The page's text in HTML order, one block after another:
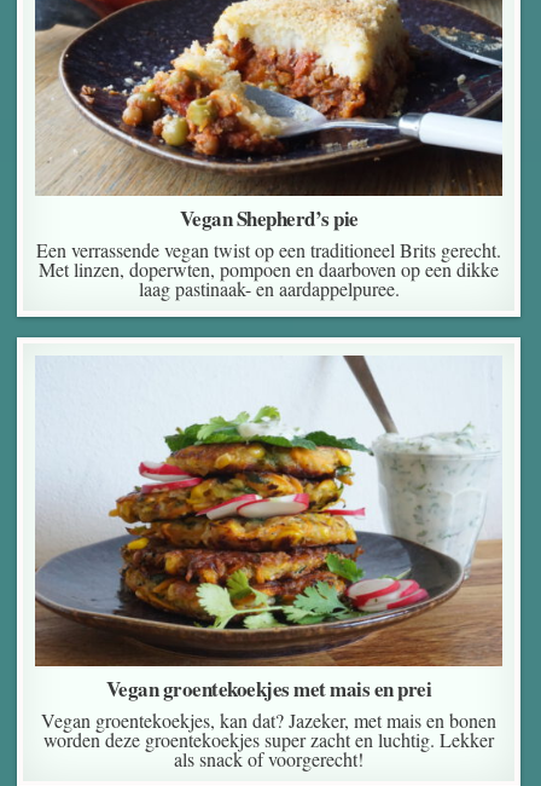
Vegan Shepherd’s pie
Een verrassende vegan twist op een traditioneel Brits gerecht.
Met linzen, doperwten, pompoen en daarboven op een dikke
laag pastinaak- en aardappelpuree.
Vegan groentekoekjes met mais en prei
Vegan groentekoekjes, kan dat? Jazeker, met mais en bonen
worden deze groentekoekjes super zacht en luchtig. Lekker
als snack of voorgerecht!